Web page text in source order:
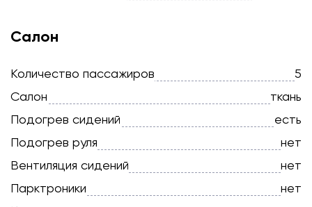
Салон
Количество пассажиров
5
Салон
ткань
Подогрев сидений
есть
Подогрев руля
нет
Вентиляция сидений
нет
Парктроники
нет